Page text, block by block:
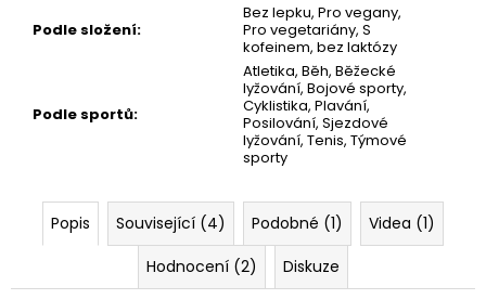
Podle složení:
Bez lepku, Pro vegany,
Pro vegetariány, S
kofeinem, bez laktózy
Podle sportů:
Atletika, Běh, Běžecké
lyžování, Bojové sporty,
Cyklistika, Plavání,
Posilování, Sjezdové
lyžování, Tenis, Týmové
sporty
Popis Související (4) Podobné (1)
Videa (1)
Hodnocení (2)
Diskuze